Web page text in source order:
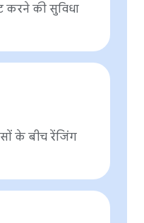
की सुविधा
के बीच रेंजिंग